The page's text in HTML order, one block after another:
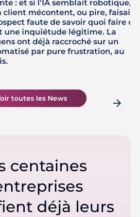
: et si l'IA semblait robotique,
mécontent, ou pire, faisait
faute de savoir quoi faire de
une inquiétude légitime. La
ont déjà raccroché sur un
par pure frustration, au
toutes les News arrow_forward
centaines
déjà leurs